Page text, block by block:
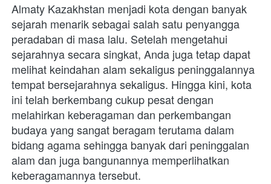
Almaty Kazakhstan menjadi kota dengan banyak
sejarah menarik sebagai salah satu penyangga
peradaban di masa lalu. Setelah mengetahui
sejarahnya secara singkat, Anda juga tetap dapat
melihat keindahan alam sekaligus peninggalannya
tempat bersejarahnya sekaligus. Hingga kini, kota
ini telah berkembang cukup pesat dengan
melahirkan keberagaman dan perkembangan
budaya yang sangat beragam terutama dalam
bidang agama sehingga banyak dari peninggalan
alam dan juga bangunannya memperlihatkan
keberagamannya tersebut.